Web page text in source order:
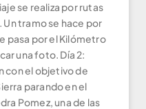
se realiza por rutas
tramo se hace por
pasa por el Kilómetro
una foto. Día 2:
con el objetivo de
parando en el
Pomez, una de las